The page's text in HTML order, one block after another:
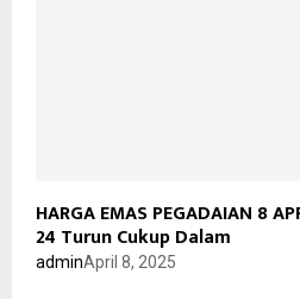
HARGA EMAS PEGADAIAN 8
24 Turun Cukup Dalam
adminApril 8, 2025